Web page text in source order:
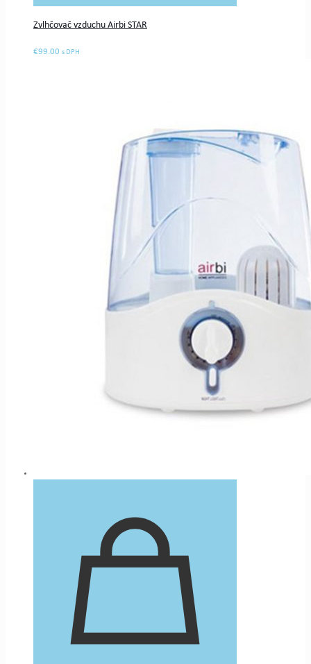
Zvlhčovač vzduchu Airbi STAR
€99.00 s DPH